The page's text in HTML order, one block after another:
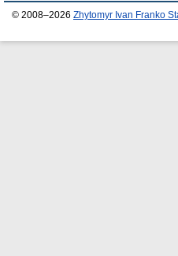
© 2008–2026 Zhytomyr Ivan Franko